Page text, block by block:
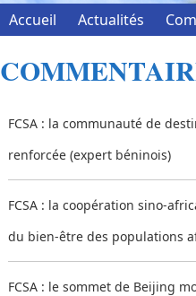
Accueil Actualités
FCSA : la communauté de
renforcée (expert béninois)
FCSA : la coopération sino-
du bien-être des populations
FCSA : le sommet de Beijing